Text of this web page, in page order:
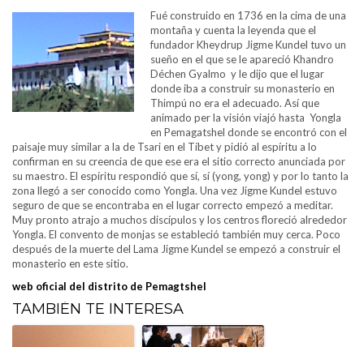
Fué construido en 1736 en la cima de una
montaña y cuenta la leyenda que el
fundador Kheydrup Jigme Kundel tuvo un
sueño en el que se le apareció Khandro
Déchen Gyalmo y le dijo que el lugar
donde iba a construir su monasterio en
Thimpú no era el adecuado. Así que
animado per la visión viajó hasta Yongla
en Pemagatshel donde se encontró con el
paisaje muy similar a la de Tsari en el Tíbet y pidió al espíritu a lo
confirman en su creencia de que ese era el sitio correcto anunciada por
su maestro. El espíritu respondió que sí, sí (yong, yong) y por lo tanto la
zona llegó a ser conocido como Yongla. Una vez Jigme Kundel estuvo
seguro de que se encontraba en el lugar correcto empezó a meditar.
Muy pronto atrajo a muchos discípulos y los centros floreció alrededor
Yongla. El convento de monjas se estableció también muy cerca. Poco
después de la muerte del Lama Jigme Kundel se empezó a construir el
monasterio en este sitio.
web oficial del distrito de Pemagtshel
TAMBIÉN TE INTERESA